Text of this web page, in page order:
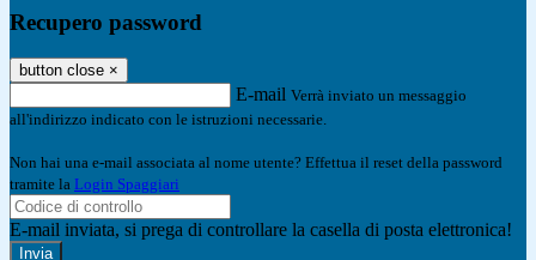
Recupero password
button close ×
E-mail Verrà inviato un messaggio
all'indirizzo indicato con le istruzioni necessarie.
Non hai una e-mail associata al nome utente? Effettua il reset della password
tramite la Login Spaggiari
E-mail inviata, si prega di controllare la casella di posta elettronica!